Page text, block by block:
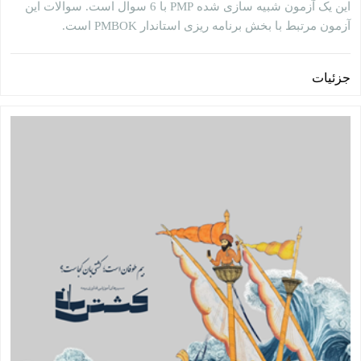
این یک آزمون شبیه سازی شده PMP با 6 سوال است. سوالات این
آزمون مرتبط با بخش برنامه ریزی استاندار PMBOK است.
جزئیات